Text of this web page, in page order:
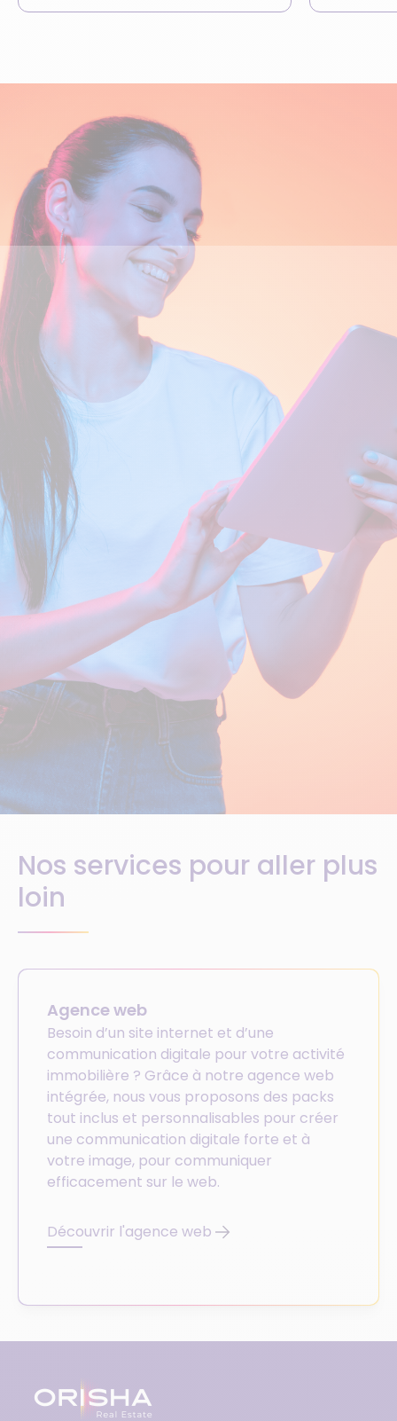
Nos services pour aller plus
loin
Agence web
Besoin d’un site internet et d’une
communication digitale pour votre activité
immobilière ? Grâce à notre agence web
intégrée, nous vous proposons des packs
tout inclus et personnalisables pour créer
une communication digitale forte et à
votre image, pour communiquer
efficacement sur le web.
Découvrir l'agence web